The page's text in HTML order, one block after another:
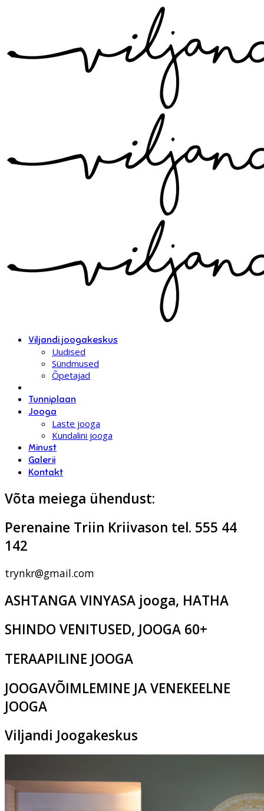
Viljandi joogakeskus
Uudised
Sündmused
Õpetajad
Tunniplaan
Jooga
Laste jooga
Kundalini jooga
Minust
Galerii
Kontakt
Võta meiega ühendust:
Perenaine Triin Kriivason tel. 555 44
142
trynkr@gmail.com
ASHTANGA VINYASA jooga, HATHA
SHINDO VENITUSED, JOOGA 60+
TERAAPILINE JOOGA
JOOGAVÕIMLEMINE JA VENEKEELNE
JOOGA
Viljandi Joogakeskus
Oled oodatud!